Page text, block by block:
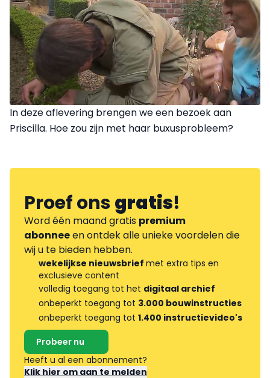
In deze aflevering brengen we een bezoek aan
Priscilla. Hoe zou zijn met haar buxusprobleem?
Proef onsgratis!
Word één maand gratis premium
abonneeen ontdek alle unieke voordelen die
wij u te bieden hebben.
wekelijkse nieuwsbrief met extra tips en
exclusieve content
volledig toegang tot het digitaal archief
onbeperkt toegang tot 3.000 bouwinstructies
onbeperkt toegang tot 1.400 instructievideo's
Probeer nu
Heeft u al een abonnement?
Klik hier om aan te melden